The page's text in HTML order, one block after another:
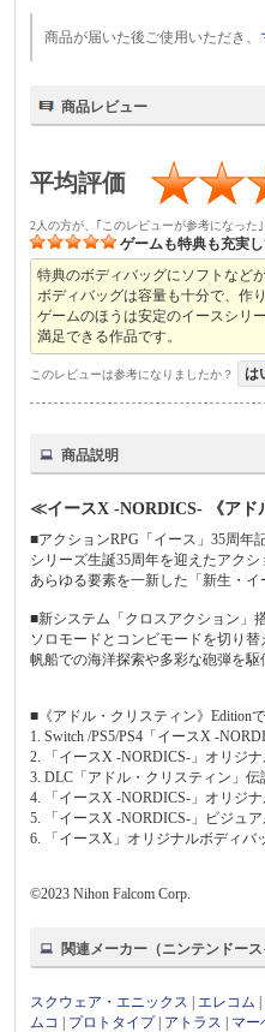
商品が届いた後ご使用いただき、
商品レビュー
平均評価
2人の方が、｢このレビューが参考になった｣
ゲームも特典も充実し
特典のボディバッグにソフトなど
ボディバッグは容量も十分で、作
ゲームのほうは安定のイースシリ
満足できる作品です。
このレビューは参考になりましたか？ は
商品説明
≪イースX -NORDICS- 《ア
■アクションRPG「イース」35周年
シリーズ生誕35周年を迎えたアク
あらゆる要素を一新した「新生・
■新システム「クロスアクション」
ソロモードとコンビモードを切り
帆船での海洋探索や多彩な砲弾を
■《アドル・クリスティン》Edition
1. Switch /PS5/PS4「イースX -
2. 「イースX -NORDICS-」オリジ
3. DLC「アドル・クリスティン」
4. 「イースX -NORDICS-」オリジ
5. 「イースX -NORDICS-」ビジュ
6. 「イースX」オリジナルボディバ
©2023 Nihon Falcom Corp.
関連メーカー（ニンテンドース
スクウェア・エニックス エレコム
ムコ
プロトタイプ| アトラス マー